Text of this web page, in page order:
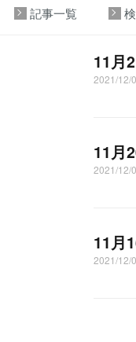
記事一覧
11月
2021/12/
11月
2021/12/
11月
2021/12/